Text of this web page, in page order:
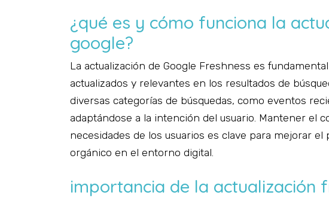
¿qué es y cómo funciona la
google?
La actualización de Google Freshness es
actualizados y relevantes en los resultados de
diversas categorías de búsquedas, como eventos
adaptándose a la intención del usuario. Mantener el
necesidades de los usuarios es clave para mejorar
orgánico en el entorno digital.
importancia de la actualización